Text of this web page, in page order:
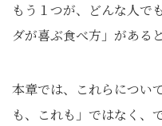
もう１つが、どんな人で
ダが喜ぶ食べ方」がある
本章では、これらについ
も、これも」ではなく、